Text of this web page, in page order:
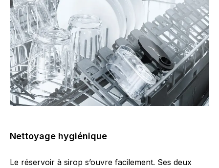
Nettoyage hygiénique
Le réservoir à sirop s’ouvre facilement. Ses deux